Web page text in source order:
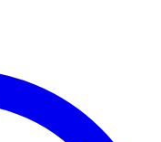
zu verbessern, den
Sie
möchten.